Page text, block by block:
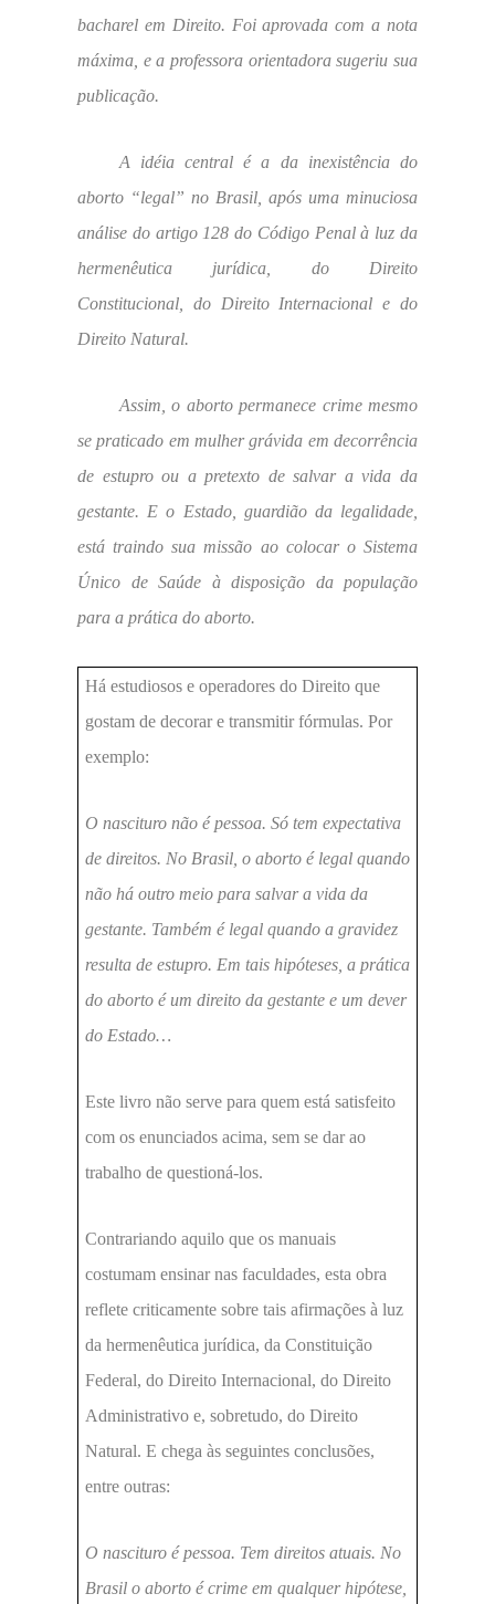
bacharel em Direito. Foi aprovada com a nota
máxima, e a professora orientadora sugeriu sua
publicação.
A idéia central é a da inexistência do
aborto “legal” no Brasil, após uma minuciosa
análise do artigo 128 do Código Penal à luz da
hermenêutica jurídica, do Direito
Constitucional, do Direito Internacional e do
Direito Natural.
Assim, o aborto permanece crime mesmo
se praticado em mulher grávida em decorrência
de estupro ou a pretexto de salvar a vida da
gestante. E o Estado, guardião da legalidade,
está traindo sua missão ao colocar o Sistema
Único de Saúde à disposição da população
para a prática do aborto.
Há estudiosos e operadores do Direito que
gostam de decorar e transmitir fórmulas. Por
exemplo:
O nascituro não é pessoa. Só tem expectativa
de direitos. No Brasil, o aborto é legal quando
não há outro meio para salvar a vida da
gestante. Também é legal quando a gravidez
resulta de estupro. Em tais hipóteses, a prática
do aborto é um direito da gestante e um dever
do Estado…
Este livro não serve para quem está satisfeito
com os enunciados acima, sem se dar ao
trabalho de questioná-los.
Contrariando aquilo que os manuais
costumam ensinar nas faculdades, esta obra
reflete criticamente sobre tais afirmações à luz
da hermenêutica jurídica, da Constituição
Federal, do Direito Internacional, do Direito
Administrativo e, sobretudo, do Direito
Natural. E chega às seguintes conclusões,
entre outras:
O nascituro é pessoa. Tem direitos atuais. No
Brasil o aborto é crime em qualquer hipótese,